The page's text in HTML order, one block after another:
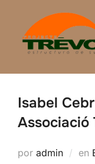
contenido
Isabel
Associació
por admin en